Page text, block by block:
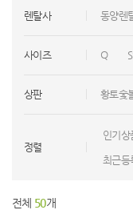
렌탈사 동양렌
사이즈 Q
상판 황토숯
정렬
인기상
최근등
전체 50개